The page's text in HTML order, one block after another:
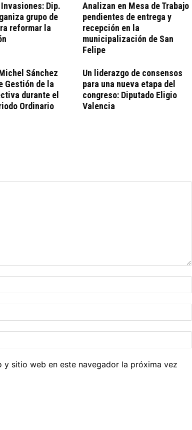
Dip.
grupo de
reformar la
Analizan en Mesa de Trabajo
pendientes de entrega y
recepción en la
municipalización de San
Felipe
Sánchez
Gestión de la
durante el
Ordinario
Un liderazgo de consensos
para una nueva etapa del
congreso: Diputado Eligio
Valencia
sitio web en este navegador la próxima vez